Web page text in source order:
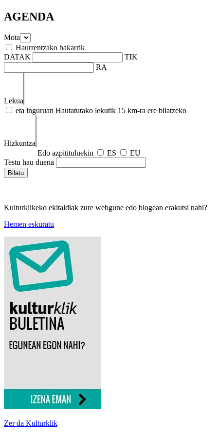
AGENDA
Mota
Haurrentzako bakarrik
DATAK
TIK
RA
Lekua
eta inguruan Hautatutako lekutik 15 km-ra ere bilatzeko
Hizkuntza
Edo azpitituluekin
ES
EU
Testu hau duena
Kulturklikeko ekitaldiak zure webgune edo blogean erakutsi nahi?
Hemen eskuratu
Zer da Kulturklik